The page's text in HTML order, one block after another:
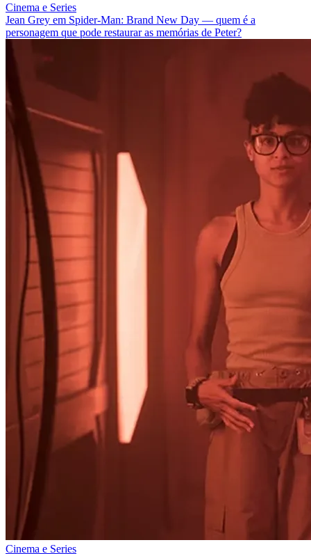
Cinema e Series
Jean Grey em Spider-Man: Brand New Day — quem é a
personagem que pode restaurar as memórias de Peter?
Cinema e Series